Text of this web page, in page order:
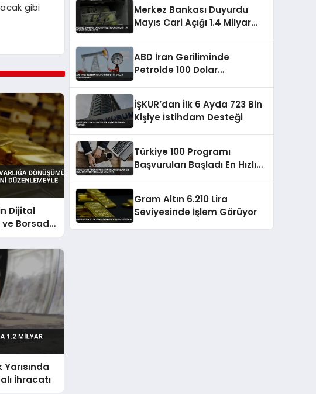
gibi
Dijital
ve Borsada
Yarısında
İhracatı
Merkez Bankası Duyurdu
Mayıs Cari Açığı 1.4 Milyar
ABD İran Geriliminde
Petrolde 100 Dolar
İŞKUR’dan İlk 6 Ayda 723 Bin
Kişiye İstihdam Desteği
Türkiye 100 Programı
Başvuruları Başladı En Hızlı
Gram Altın 6.210 Lira
Seviyesinde İşlem Görüyor